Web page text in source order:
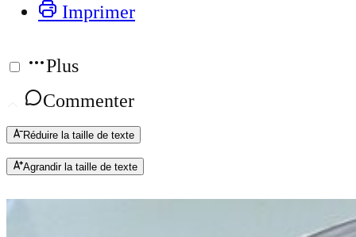
Imprimer
Plus
Commenter
Réduire la taille de texte
Agrandir la taille de texte